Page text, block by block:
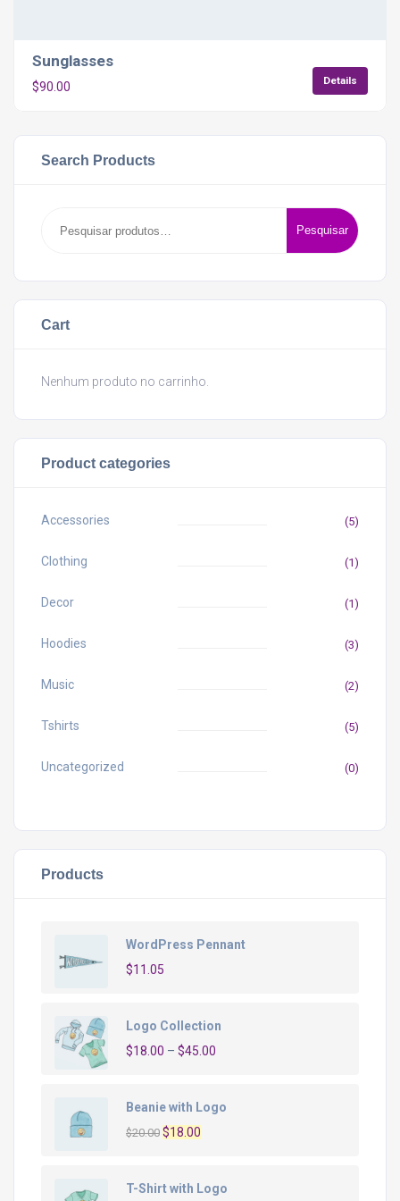
Sunglasses
$90.00 Details
Search Products
por:
Pesquisar
Cart
Nenhum produto no carrinho.
Product categories
Accessories (5)
Clothing (1)
Decor (1)
Hoodies (3)
Music (2)
Tshirts (5)
Uncategorized (0)
Products
WordPress Pennant
$11.05
Logo Collection
$18.00 – $45.00
Beanie with Logo
$20.00 O
era:
$18.00
é:
T-Shirt with Logo